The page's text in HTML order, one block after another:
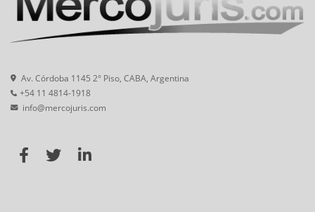
Av. Córdoba 1145 2° Piso, CABA, Argentina
+54 11 4814-1918
info@mercojuris.com